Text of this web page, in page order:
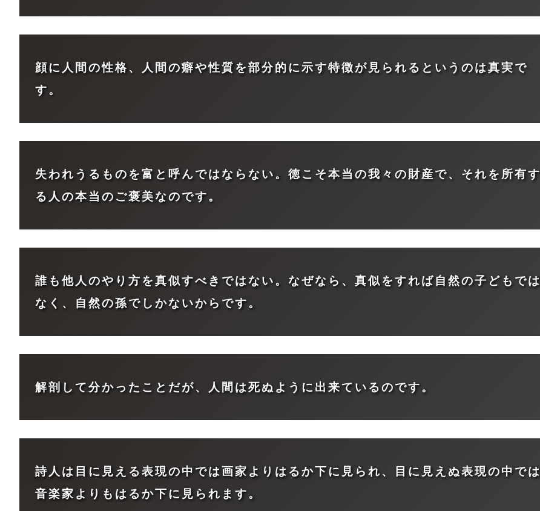
顔に人間の性格、人間の癖や性質を部分的に示す特徴が見られるというのは真実で
す。
失われうるものを富と呼んではならない。徳こそ本当の我々の財産で、それを所有す
る人の本当のご褒美なのです。
誰も他人のやり方を真似すべきではない。なぜなら、真似をすれば自然の子どもでは
なく、自然の孫でしかないからです。
解剖して分かったことだが、人間は死ぬように出来ているのです。
詩人は目に見える表現の中では画家よりはるか下に見られ、目に見えぬ表現の中では
音楽家よりもはるか下に見られます。